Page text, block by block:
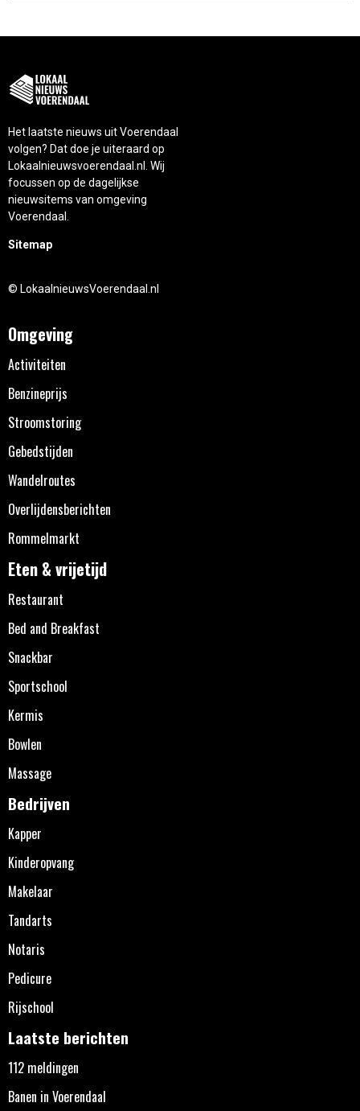
Het laatste nieuws uit Voerendaal
volgen? Dat doe je uiteraard op
Lokaalnieuwsvoerendaal.nl. Wij
focussen op de dagelijkse
nieuwsitems van omgeving
Voerendaal.
Sitemap
© LokaalnieuwsVoerendaal.nl
Omgeving
Activiteiten
Benzineprijs
Stroomstoring
Gebedstijden
Wandelroutes
Overlijdensberichten
Rommelmarkt
Eten & vrijetijd
Restaurant
Bed and Breakfast
Snackbar
Sportschool
Kermis
Bowlen
Massage
Bedrijven
Kapper
Kinderopvang
Makelaar
Tandarts
Notaris
Pedicure
Rijschool
Laatste berichten
112 meldingen
Banen in Voerendaal